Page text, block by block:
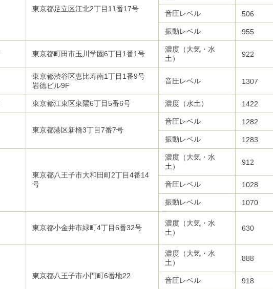
東京都足立区江北2丁目11番17号
音圧レベル 506
振動レベル 955
東京都町田市玉川学園6丁目1番1号
濃度（大気・水
土）
922
東京都渋谷区恵比寿南1丁目1番9号
岩德ビル9F
音圧レベル 1307
東京都江東区東陽6丁目5番6号 濃度（水土） 1422
東京都港区新橋3丁目7番7号
音圧レベル 1282
振動レベル 1283
東京都八王子市大和田町2丁目4番14
号
濃度（大気・水
土）
912
音圧レベル 1028
振動レベル 1070
東京都小金井市緑町4丁目6番32号
濃度（大気・水
土）
630
東京都八王子市小門町6番地22
濃度（大気・水
土）
888
音圧レベル 918